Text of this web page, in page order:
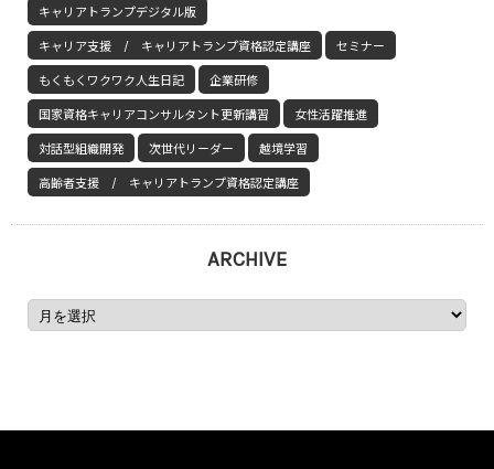
キャリアトランプデジタル版
キャリア支援 / キャリアトランプ資格認定講座 セミナー
もくもくワクワク人生日記 企業研修
国家資格キャリアコンサルタント更新講習 女性活躍推進
対話型組織開発 次世代リーダー 越境学習
高齢者支援 / キャリアトランプ資格認定講座
ARCHIVE